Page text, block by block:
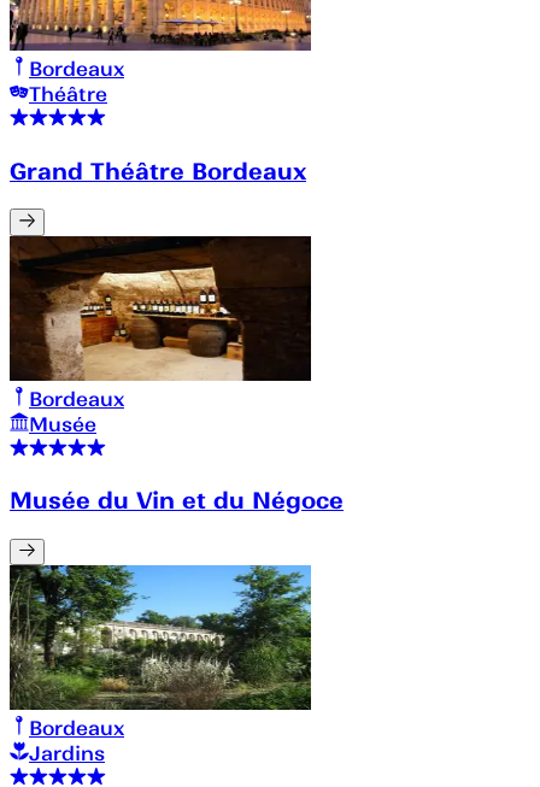
Bordeaux
Théâtre
Grand Théâtre Bordeaux
Bordeaux
Musée
Musée du Vin et du Négoce
Bordeaux
Jardins